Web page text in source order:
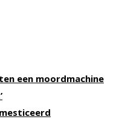
een moordmachine